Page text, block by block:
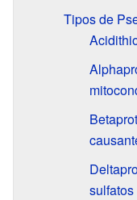
Tipos de
sulfatos